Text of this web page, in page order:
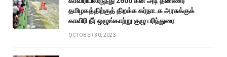
தமிழகத்திற்குத் திறக்க கர்நாடக அரசுக்குக்
காவிரி நீர் ஒழுங்காற்று குழு பரிந்துரை
OCTOBER 30, 2023